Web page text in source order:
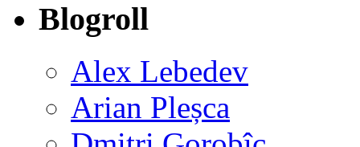
Blogroll
Alex Lebedev
Arian Pleșca